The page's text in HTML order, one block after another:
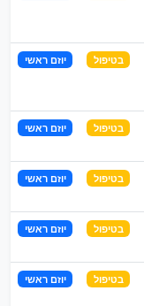
בטיפול יוזם ראשי
בטיפול יוזם ראשי
בטיפול יוזם ראשי
בטיפול יוזם ראשי
בטיפול יוזם ראשי